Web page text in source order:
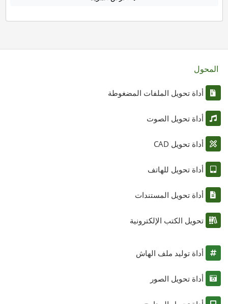
المحول
أداة تحويل الملفات المضغوطة
أداة تحويل الصوت
أداة تحويل CAD
أداة تحويل للهاتف
أداة تحويل المستندات
تحويل الكتب الإلكترونية
أداة توليد ملف الهاش
أداة تحويل الصور